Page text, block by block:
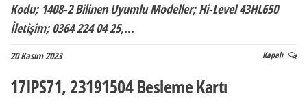
Kodu; 1408-2 Bilinen Uyumlu Modeller; Hi-Level 43HL650
İletişim; 0364 224 04 25,…
20 Kasım 2023 Kapalı
17IPS71, 23191504 Besleme Kartı